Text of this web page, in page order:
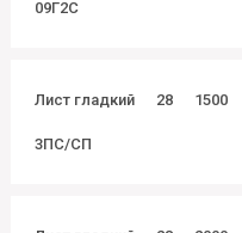
09Г2С
Лист гладкий 28 1500
3ПС/СП